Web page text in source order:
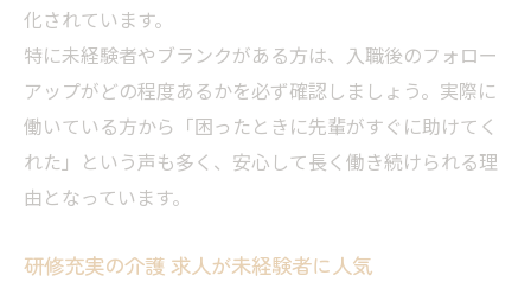
化されています。
特に未経験者やブランクがある方は、入職後のフォロー
アップがどの程度あるかを必ず確認しましょう。実際に
働いている方から「困ったときに先輩がすぐに助けてく
れた」という声も多く、安心して長く働き続けられる理
由となっています。
研修充実の介護 求人が未経験者に人気